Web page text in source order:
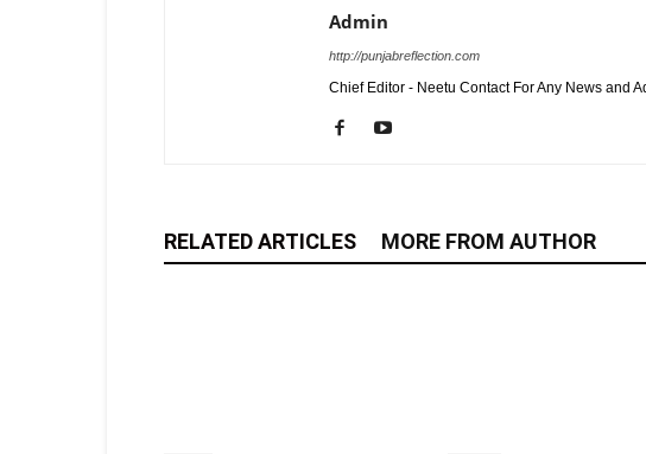
Admin
http://punjabreflection.com
Chief Editor - Neetu Contact For Any News and
RELATED ARTICLES MORE FROM AUTHOR